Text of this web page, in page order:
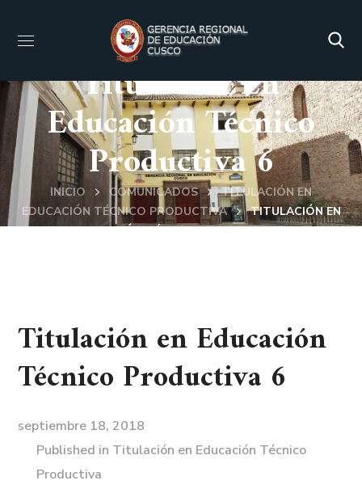
Titulación En
Educación Técnico
Productiva 6
INICIO COMUNICADOS
TITULACIÓN EN
EDUCACIÓN TÉCNICO PRODUCTIVA
TITULACIÓN EN
EDUCACIÓN TÉCNICO PRODUCTIVA 6
Titulación en Educación
Técnico Productiva 6
septiembre 18, 2018
Published in Titulación en Educación Técnico
Productiva